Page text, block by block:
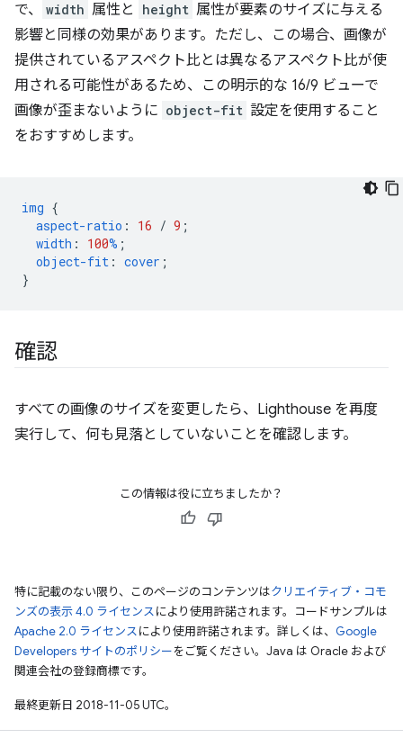
で、
width 属性と height 属性が要素のサイズに与える
影響と同様の効果があります。ただし、この場合、画像が
提供されているアスペクト比とは異なるアスペクト比が使
用される可能性があるため、この明示的な 16/9 ビューで
画像が歪まないように object-fit 設定を使用すること
をおすすめします。
img {
aspect-ratio : 16 / 9 ;
width : 100% ;
object-fit : cover ;
}
確認
すべての画像のサイズを変更したら、Lighthouse を再度
実行して、何も見落としていないことを確認します。
この情報は役に立ちましたか？
特に記載のない限り、このページのコンテンツはクリエイティブ・コモ
ンズの表示 4.0 ライセンスにより使用許諾されます。コードサンプルは
Apache 2.0 ライセンスにより使用許諾されます。詳しくは、 Google
Developers サイトのポリシーをご覧ください。Java は Oracle および
関連会社の登録商標です。
最終更新日 2018-11-05 UTC。